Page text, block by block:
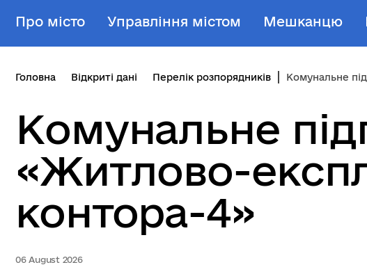
Про місто Управління містом Мешканцю
Головна Відкриті дані Перелік розпорядників Комунальне
Комунальне
«Житлово-
контора-4»
06 August 2026